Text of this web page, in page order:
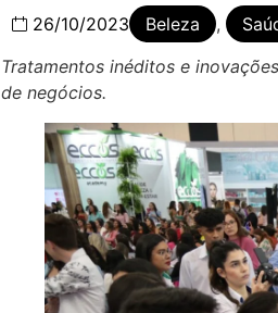
26/10/2023 Beleza ,
Tratamentos inéditos e
de negócios.